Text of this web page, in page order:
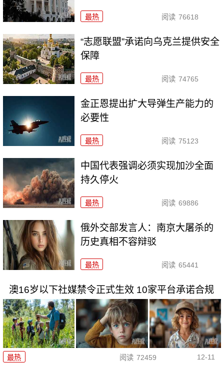
最热 阅读 76618
“志愿联盟”承诺向乌克兰提供安全
保障
最热 阅读 74765
金正恩提出扩大导弹生产能力的
必要性
最热 阅读 75123
中国代表强调必须实现加沙全面
持久停火
最热 阅读 69886
俄外交部发言人：南京大屠杀的
历史真相不容辩驳
最热 阅读 65441
澳16岁以下社媒禁令正式生效 10家平台承诺合规
最热 阅读 72459 12-11